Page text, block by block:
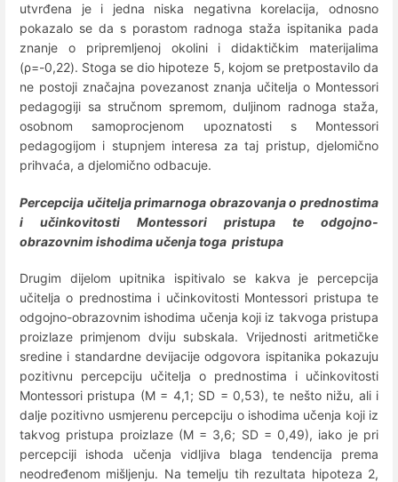
utvrđena je i jedna niska negativna korelacija, odnosno
pokazalo se da s porastom radnoga staža ispitanika pada
znanje o pripremljenoj okolini i didaktičkim materijalima
(ρ=-0,22). Stoga se dio hipoteze 5, kojom se pretpostavilo da
ne postoji značajna povezanost znanja učitelja o Montessori
pedagogiji sa stručnom spremom, duljinom radnoga staža,
osobnom samoprocjenom upoznatosti s Montessori
pedagogijom i stupnjem interesa za taj pristup, djelomično
prihvaća, a djelomično odbacuje.
Percepcija učitelja primarnoga obrazovanja o prednostima
i učinkovitosti Montessori pristupa te odgojno-
obrazovnim ishodima učenja toga pristupa
Drugim dijelom upitnika ispitivalo se kakva je percepcija
učitelja o prednostima i učinkovitosti Montessori pristupa te
odgojno-obrazovnim ishodima učenja koji iz takvoga pristupa
proizlaze primjenom dviju subskala. Vrijednosti aritmetičke
sredine i standardne devijacije odgovora ispitanika pokazuju
pozitivnu percepciju učitelja o prednostima i učinkovitosti
Montessori pristupa (M = 4,1; SD = 0,53), te nešto nižu, ali i
dalje pozitivno usmjerenu percepciju o ishodima učenja koji iz
takvog pristupa proizlaze (M = 3,6; SD = 0,49), iako je pri
percepciji ishoda učenja vidljiva blaga tendencija prema
neodređenom mišljenju. Na temelju tih rezultata hipoteza 2,